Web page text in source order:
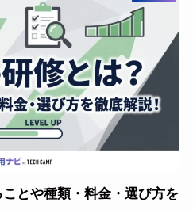
とや種類・料金・選び方を